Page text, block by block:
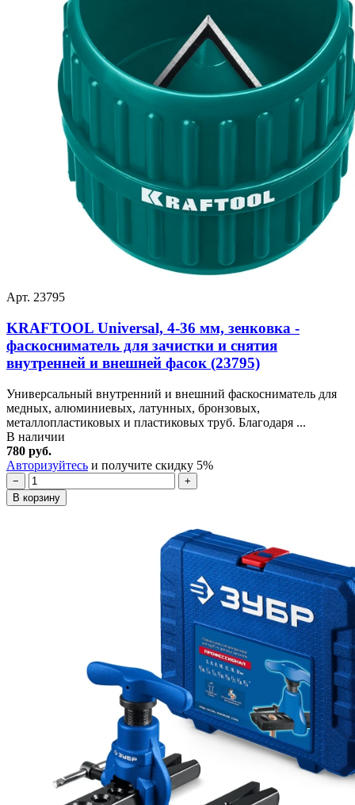
Арт. 23795
KRAFTOOL Universal, 4-36 мм, зенковка -
фаскосниматель для зачистки и снятия
внутренней и внешней фасок (23795)
Универсальный внутренний и внешний фаскосниматель для
медных, алюминиевых, латунных, бронзовых,
металлопластиковых и пластиковых труб. Благодаря ...
В наличии
780 руб.
Авторизуйтесь и получите скидку 5%
−
+
В корзину